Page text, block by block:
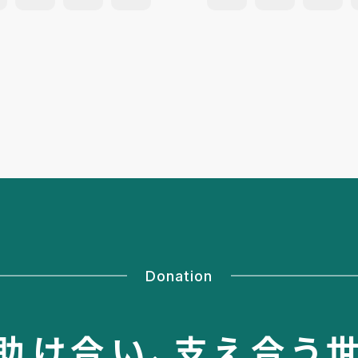
Donation